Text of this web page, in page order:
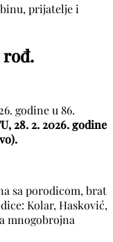
prijatelje i
rođ.
godine u 86.
28. 2. 2026. godine
sa porodicom, brat
Kolar, Hasković,
mnogobrojna